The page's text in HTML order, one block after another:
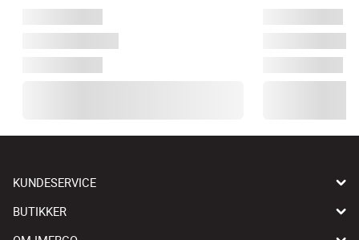
KUNDESERVICE
BUTIKKER